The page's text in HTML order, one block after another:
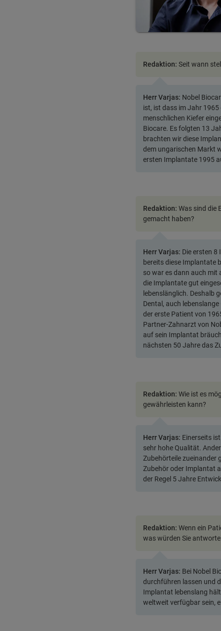
Redaktion:Seit wann
Herr Varjas: Nobel
ist, ist dass im Jahr
menschlichen Kiefer
Biocare. Es folgten 13
brachten wir diese
dem ungarischen Markt
ersten Implantate 1995
Redaktion:Was sind die
gemacht haben?
Herr Varjas: Die ersten
bereits diese Implantate
so war es dann auch mit
die Implantate gut
lebenslänglich. Deshalb
Dental, auch
der erste Patient von
Partner-Zahnarzt von
auf sein Implantat
nächsten 50 Jahre das
Redaktion:Wie ist es
gewährleisten kann?
Herr Varjas: Einerseits
sehr hohe Qualität.
Zubehörteile zueinander
Zubehör oder Implantat
der Regel 5 Jahre
Redaktion:Wenn ein
was würden Sie
Herr Varjas: Bei Nobel
durchführen lassen und
Implantat lebenslang
weltweit verfügbar sein,